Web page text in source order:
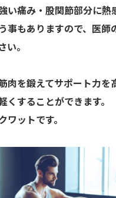
い痛み・股関節部分に熱
事もありますので、医師
。
肉を鍛えてサポート力を
くすることができます。
ットです。